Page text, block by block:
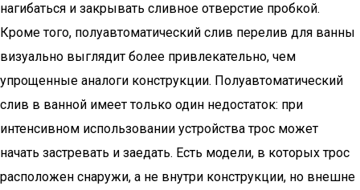
нагибаться и закрывать сливное отверстие пробкой.
Кроме того, полуавтоматический слив перелив для ванны
визуально выглядит более привлекательно, чем
упрощенные аналоги конструкции. Полуавтоматический
слив в ванной имеет только один недостаток: при
интенсивном использовании устройства трос может
начать застревать и заедать. Есть модели, в которых трос
расположен снаружи, а не внутри конструкции, но внешне